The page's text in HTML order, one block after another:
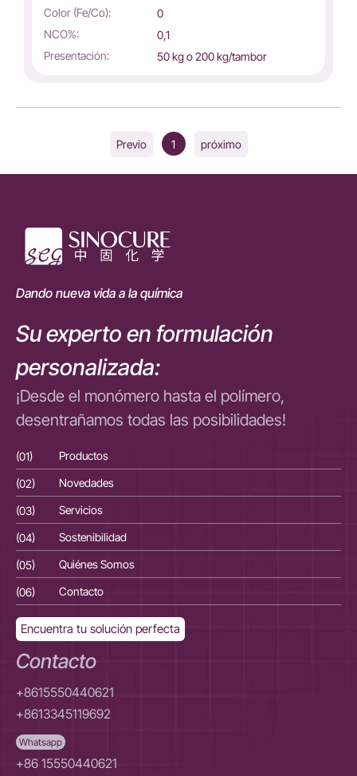
Color (Fe/Co):
0
NCO%:
0,1
Presentación:
50 kg o 200 kg/tambor
Previo 1 próximo
Dando nueva vida a la química
Su experto en formulación
personalizada:
¡Desde el monómero hasta el polímero,
desentrañamos todas las posibilidades!
(01) Productos
(02)
Novedades
(03)
Servicios
(04)
Sostenibilidad
(05)
Quiénes Somos
(06)
Contacto
Encuentra tu solución perfecta
Contacto
+8615550440621
+8613345119692
Whatsapp
+86 15550440621